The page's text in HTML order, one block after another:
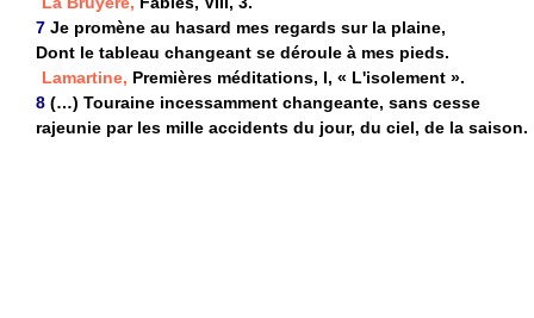
7 Je promène au hasard mes regards sur la plaine,
Dont le tableau changeant se déroule à mes pieds.
Lamartine, Premières méditations, I, « L'isolement ».
8 (…) Touraine incessamment changeante, sans cesse
rajeunie par les mille accidents du jour, du ciel, de la saison.